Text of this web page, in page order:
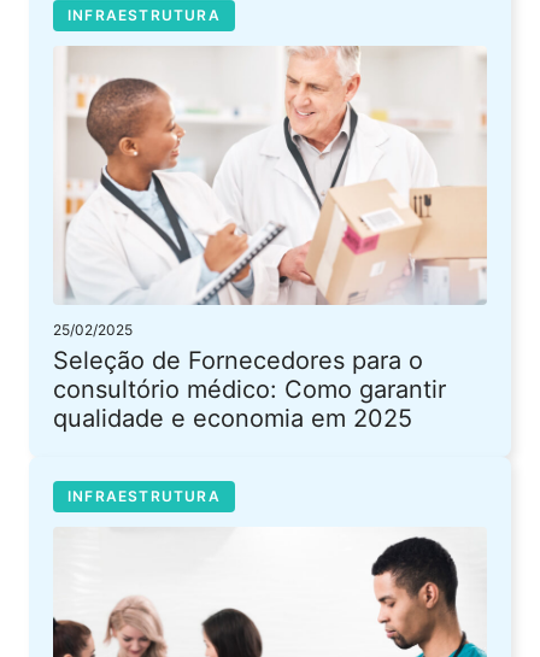
INFRAESTRUTURA
25/02/2025
Seleção de Fornecedores para o
consultório médico: Como garantir
qualidade e economia em 2025
INFRAESTRUTURA